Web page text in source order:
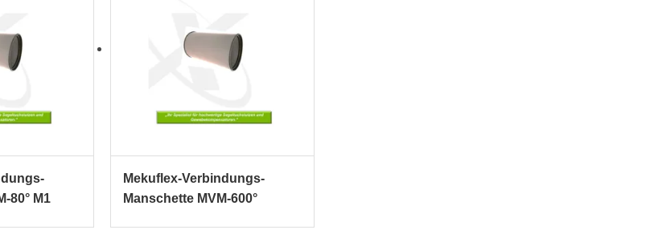
80° M1
Mekuflex-Verbindungs-
Manschette MVM-600°